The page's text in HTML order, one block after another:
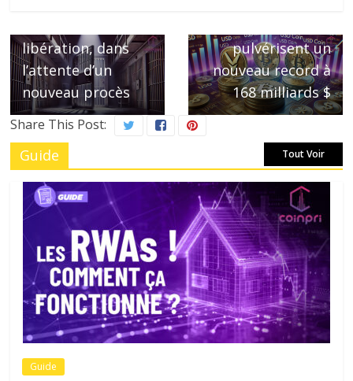
libération, dans
l’attente d’un
nouveau procès
pulvérisent un
nouveau record à
168 milliards $
Share This Post:
Guide Tout Voir
Guide